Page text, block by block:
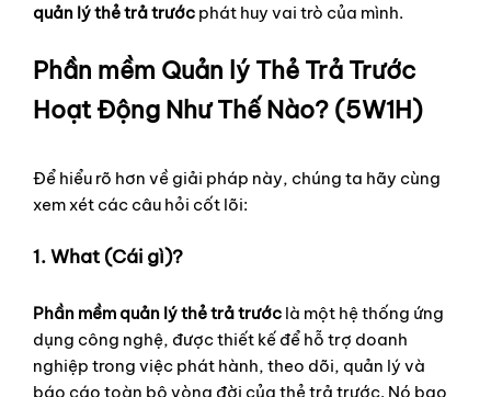
quản lý thẻ trả trước phát huy vai trò của mình.
Phần mềm Quản lý Thẻ Trả Trước
Hoạt Động Như Thế Nào? (5W1H)
Để hiểu rõ hơn về giải pháp này, chúng ta hãy cùng
xem xét các câu hỏi cốt lõi:
1. What (Cái gì)?
Phần mềm quản lý thẻ trả trước là một hệ thống ứng
dụng công nghệ, được thiết kế để hỗ trợ doanh
nghiệp trong việc phát hành, theo dõi, quản lý và
báo cáo toàn bộ vòng đời của thẻ trả trước. Nó bao